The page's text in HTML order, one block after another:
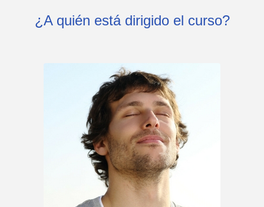
¿A quién está dirigido el curso?